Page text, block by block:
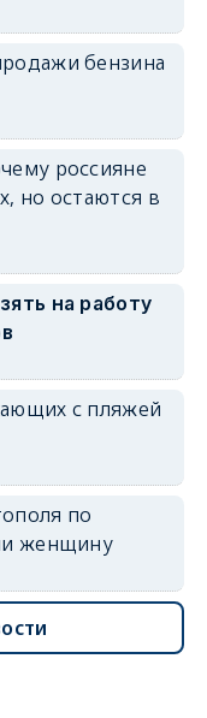
бензина
россияне
но остаются в
на работу
с пляжей
по
женщину